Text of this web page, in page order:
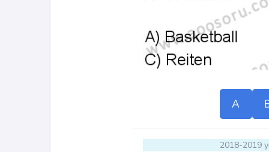
A
2018-2019